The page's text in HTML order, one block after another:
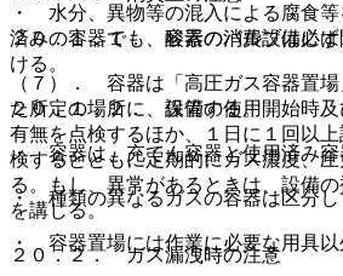
・ 水分、異物等の混入による腐食等
済みの容器でも、容器のバルブは必
（７）． 容器は「高圧ガス容器置
た所定の場所に、保管する。
・ 容器は、充てん容器と使用済み容
・ 種類の異なるガスの容器は区分し
・ 容器置場には作業に必要な用具以
２０．１．１． 酸素の消費設備には
ける。
２０．１．２． 設備の使用開始時及
有無を点検するほか、１日に１回以
検するとともに定期的にガス濃度、
る。もし、異常があるときは、設備
を講じる。
２０．２． ガス漏洩時の注意